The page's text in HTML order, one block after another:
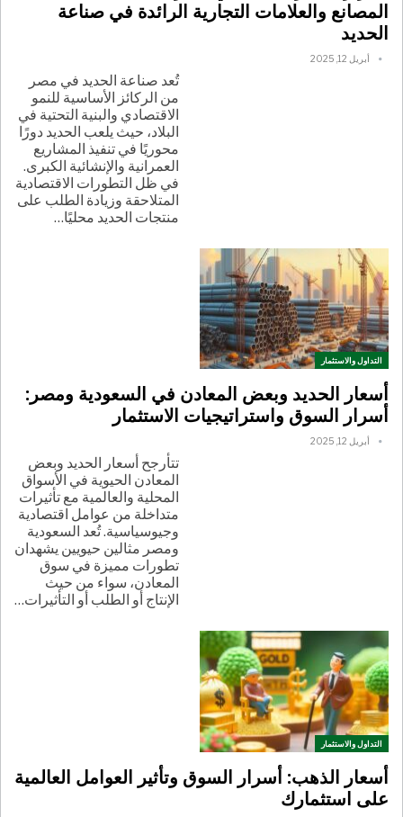
المصانع والعلامات التجارية الرائدة في صناعة
الحديد
أبريل 12, 2025
تُعد صناعة الحديد في مصر
من الركائز الأساسية للنمو
الاقتصادي والبنية التحتية في
البلاد، حيث يلعب الحديد دورًا
محوريًا في تنفيذ المشاريع
العمرانية والإنشائية الكبرى.
في ظل التطورات الاقتصادية
المتلاحقة وزيادة الطلب على
منتجات الحديد محليًا…
التداول والاستثمار
أسعار الحديد وبعض المعادن في السعودية ومصر:
أسرار السوق واستراتيجيات الاستثمار
أبريل 12, 2025
تتأرجح أسعار الحديد وبعض
المعادن الحيوية في الأسواق
المحلية والعالمية مع تأثيرات
متداخلة من عوامل اقتصادية
وجيوسياسية. تُعد السعودية
ومصر مثالين حيويين يشهدان
تطورات مميزة في سوق
المعادن، سواء من حيث
الإنتاج أو الطلب أو التأثيرات…
التداول والاستثمار
أسعار الذهب: أسرار السوق وتأثير العوامل العالمية
على استثمارك